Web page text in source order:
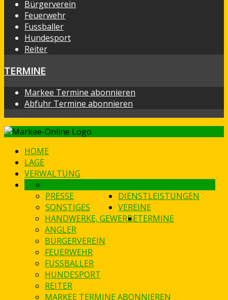
Bürgerverein
Feuerwehr
Fussballer
Hundesport
Reiter
TERMINE
Markee Termine abonnieren
Abfuhr Termine abonnieren
HOME
LAGE
VERWALTUNG
PRESSE
SONSTIGES
DIENSTLEISTUNGEN
HANDWERKE, GEWERBE
VEREINE
ANGLER
BÜRGERVEREIN
FEUERWEHR
FUSSBALLER
HUNDESPORT
REITER
TERMINE
MARKEE TERMINE ABONNIEREN